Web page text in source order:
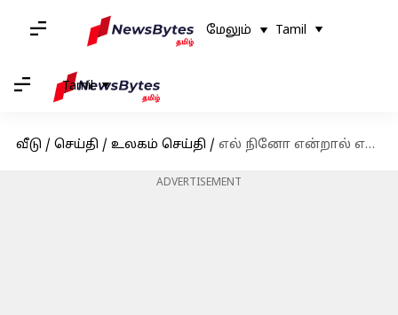
மேலும் Tamil
Tamil
வீடு / செய்தி / உலகம் செய்தி / எல் நினோ என்றால் என்ன; அது உலக வானிலையை எவ்வாறு பாதிக்கிறது
ADVERTISEMENT